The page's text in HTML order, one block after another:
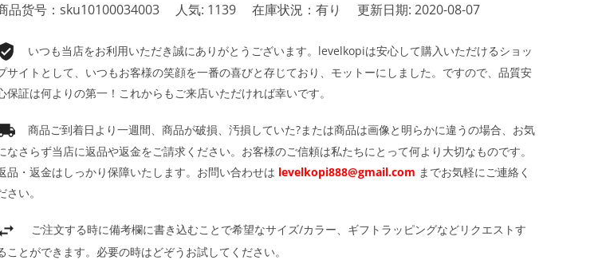
品货号：sku10100034003 人気: 1139 在庫状況：有り 更新日期: 2020-08-07
いつも当店をお利用いただき誠にありがとうございます。levelkopiは安心して購入いただけるショッ
サイトとして、いつもお客様の笑顔を一番の喜びと存じており、モットーにしました。ですので、品質安
保証は何よりの第一！これからもご来店いただければ幸いです。
商品ご到着日より一週間、商品が破損、汚損していた?または商品は画像と明らかに違うの場合、お気
なさらず当店に返品や返金をご請求ください。お客様のご信頼は私たちにとって何より大切なものです。
品・返金はしっかり保障いたします。お問い合わせは levelkopi888@gmail.com までお気軽にご連絡く
さい。
ご注文する時に備考欄に書き込むことで希望なサイズ/カラー、ギフトラッピングなどリクエストす
ことができます。必要の時はどぞうお試してください。